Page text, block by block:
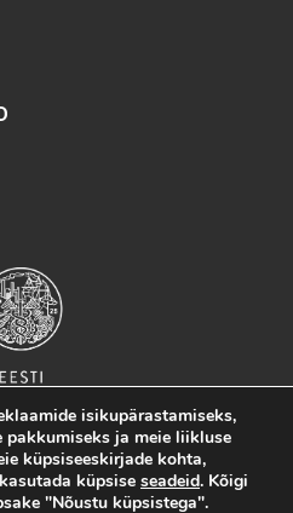
isikupärastamiseks,
ja meie liikluse
küpsiseeskirjade kohta,
küpsise seadeid. Kõigi
"Nõustu küpsistega".